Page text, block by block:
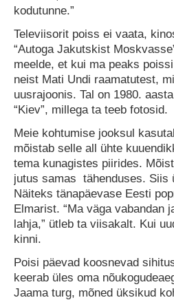
kodutunne.”
Televiisorit poiss ei vaata,
“Autoga Jakutskist
meelde, et kui ma peaks
neist Mati Undi raamatutest,
uusrajoonis. Tal on 1980.
“Kiev”, millega ta teeb fotosid.
Meie kohtumise jooksul
mõistab selle all ühte
tema kunagistes piirides.
jutus samas tähenduses. Siis
Näiteks tänapäevase Eesti
Elmarist. “Ma väga vabandan
lahja,” ütleb ta viisakalt. Kui
kinni.
Poisi päevad koosnevad
keerab üles oma
Jaama turg, mõned üksikud